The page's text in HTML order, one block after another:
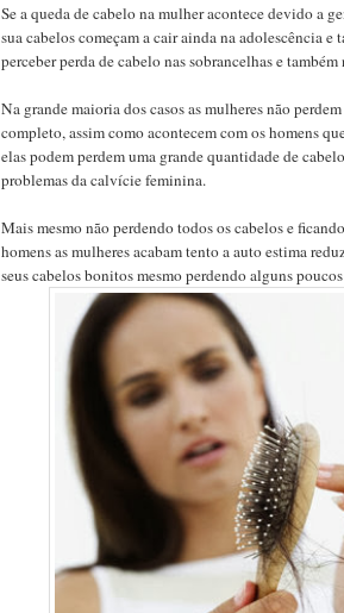
Se a queda de cabelo na mulher acontece devido a
sua cabelos começam a cair ainda na adolescência e
perceber perda de cabelo nas sobrancelhas e
Na grande maioria dos casos as mulheres não
completo, assim como acontecem com os homens
elas podem perdem uma grande quantidade de
problemas da calvície feminina.
Mais mesmo não perdendo todos os cabelos e
homens as mulheres acabam tento a auto estima
seus cabelos bonitos mesmo perdendo alguns